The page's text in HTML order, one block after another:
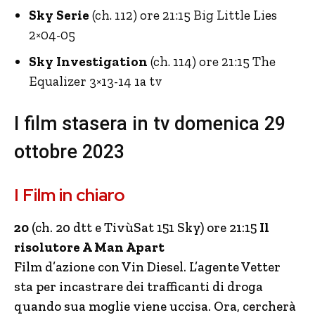
Sky Serie (ch. 112) ore 21:15 Big Little Lies
2×04-05
Sky Investigation (ch. 114) ore 21:15 The
Equalizer 3×13-14 1a tv
I film stasera in tv domenica 29
ottobre 2023
I Film in chiaro
20 (ch. 20 dtt e TivùSat 151 Sky) ore 21:15 Il
risolutore A Man Apart
Film d’azione con Vin Diesel. L’agente Vetter
sta per incastrare dei trafficanti di droga
quando sua moglie viene uccisa. Ora, cercherà